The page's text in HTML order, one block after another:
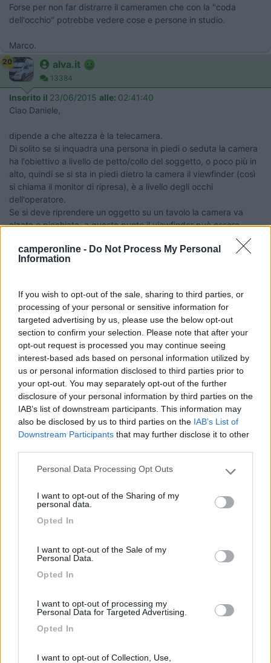
camperonline - Do Not Process My Personal
Information
If you wish to opt-out of the sale, sharing to third parties, or
processing of your personal or sensitive information for
targeted advertising by us, please use the below opt-out
section to confirm your selection. Please note that after your
opt-out request is processed you may continue seeing
interest-based ads based on personal information utilized by
us or personal information disclosed to third parties prior to
your opt-out. You may separately opt-out of the further
disclosure of your personal information by third parties on the
IAB’s list of downstream participants. This information may
also be disclosed by us to third parties on the IAB’s List of
Downstream Participants that may further disclose it to other
Please note that this website/app uses one or more Google
not limited to your visit or usage behaviour. You may click to
grant or deny consent to Google and its third-party tags to
use your data for below specified purposes in below Google
Personal Data Processing Opt Outs
I want to opt-out of the Sharing of my
personal data.
Opted In
I want to opt-out of the Sale of my
Personal Data.
Opted In
I want to opt-out of processing my
Personal Data for Targeted Advertising.
Opted In
I want to opt-out of Collection, Use,
Forse per non far distrarre il cameramen che con la "coda
dell'occhio" potrebbe vedere cose e persone in studio.
Marco.
20 alva.it
13384
Inserito il 23/06/2015 alle: 02:41:40
Ciao Daniele,
dipende a che altezza è la telecamera.
Di solito se si inquadra una persona in piedi o seduta la camera
ha l'obiettivo a livello de petto/collo del soggetto, o poco più in
alto, quindi se si sta in piedi dietro la camera il viewfinder (così
si chiama il monitor di ripresa), è a livello degli occhi
dell'operatore.
Se si deve riprendere un oggetto su un tavolo la camera va
alzata e picchiata, a questo punto ilviewfinderpuò essere
orientato in basso; chiaro che l'operatore deve alzare il mento
per vederlo.
Al contrario se si vuol riprendere il punto di vista di un bambino,
gocart, alzando l'inclinazione del viewfinder
e abbassando il
mento per vederlo.
Tutto dipende da cosa si deve inquadrare, e cosa decide in
quel momento il regista. Le cuffie che gli operatori hanno in
testa sono in interfono con la regia.
Di fianco al
a sinistra camera, di norma è posizionato
un secondo monitor da 5/7 pollici dove viene visualizzato ciò
che va in onda, se la trasmissione è in diretta, o registato. Per
sapere quale camera sta lavorando nel preciso istante.
non sono un operatore alla camera.
lavoro in ambito televisivo, la radio è un hobby... vedi la firma
qui sotto.
_____________
alvaro IZ2MHT
Giovanni
Inserito il23/06/2015 alle:07:46:06
Indirettamente Alvaro vi ha dato la giusta indicazione sul come
alto del volto del soggetto da riprendere.